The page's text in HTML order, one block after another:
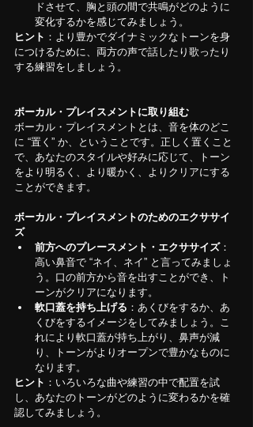
ドさせて、胸と頭の間で共鳴がどのように
変化するかを感じてみましょう。
ヒント ：より豊かでダイナミックなトーンを身
につけるために、両方の声で話したり歌ったり
する練習をしましょう。
ボーカル・プレイスメントに取り組む
ボーカル・プレイスメントとは、音を体のどこ
に “置く” か、ということです。正しく置くこと
で、あなたのスタイルや好みに応じて、トーン
をより明るく、より暖かく、よりクリアにする
ことができます。
ボーカル・プレイスメントのためのエクササイ
ズ
前方へのプレースメント・エクササイズ：
高い鼻音で “ネイ、ネイ” と言ってみましょ
う。口の前方から音を出すことができ、ト
ーンがクリアになります。
軟口蓋を持ち上げる ：あくびをするか、あ
くびをするイメージをしてみましょう。こ
れにより軟口蓋が持ち上がり、鼻声が減
り、トーンがよりオープンで豊かなものに
なります。
ヒント ：いろいろな曲や練習の中で配置を試
し、あなたのトーンがどのように変わるかを確
認してみましょう。